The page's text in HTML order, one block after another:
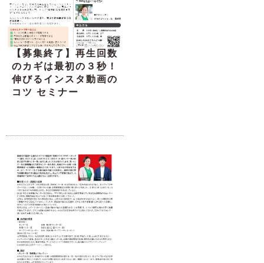
【募集終了】再生回数
のカギは最初の３秒！
伸びるインスタ動画の
コツ セミナー